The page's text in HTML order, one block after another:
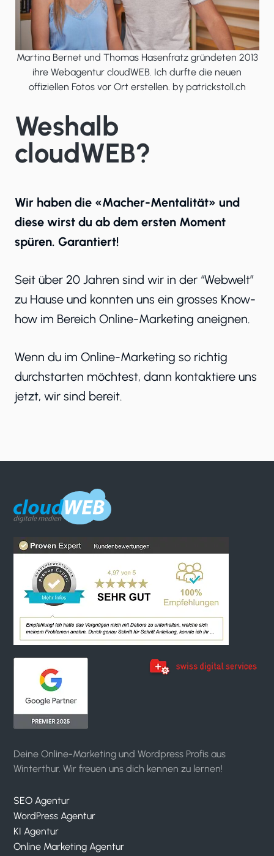
Martina Bernet und Thomas Hasenfratz gründeten 2013
ihre Webagentur cloudWEB. Ich durfte die neuen
offiziellen Fotos vor Ort erstellen. by patrickstoll.ch
Weshalb
cloudWEB?
Wir haben die «Macher-Mentalität» und
diese wirst du ab dem ersten Moment
spüren. Garantiert!
Seit über 20 Jahren sind wir in der “Webwelt”
zu Hause und konnten uns ein grosses Know-
how im Bereich Online-Marketing aneignen.
Wenn du im Online-Marketing so richtig
durchstarten möchtest, dann kontaktiere uns
jetzt, wir sind bereit.
Deine Online-Marketing und Wordpress Profis aus
Winterthur. Wir freuen uns dich kennen zu lernen!
SEO Agentur
WordPress Agentur
KI Agentur
Online Marketing Agentur